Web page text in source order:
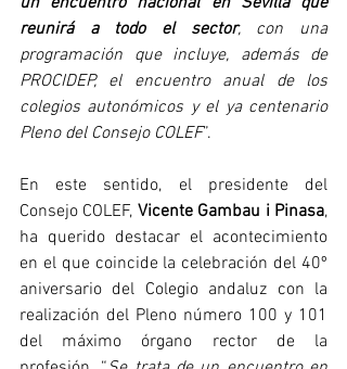
reunirá a todo el sector, con una
programación que incluye, además de
PROCIDEP, el encuentro anual de los
colegios autonómicos y el ya centenario
Pleno del Consejo COLEF”.
En este sentido, el presidente del
Consejo COLEF, Vicente Gambau i Pinasa,
ha querido destacar el acontecimiento
en el que coincide la celebración del 40º
aniversario del Colegio andaluz con la
realización del Pleno número 100 y 101
del máximo órgano rector de la